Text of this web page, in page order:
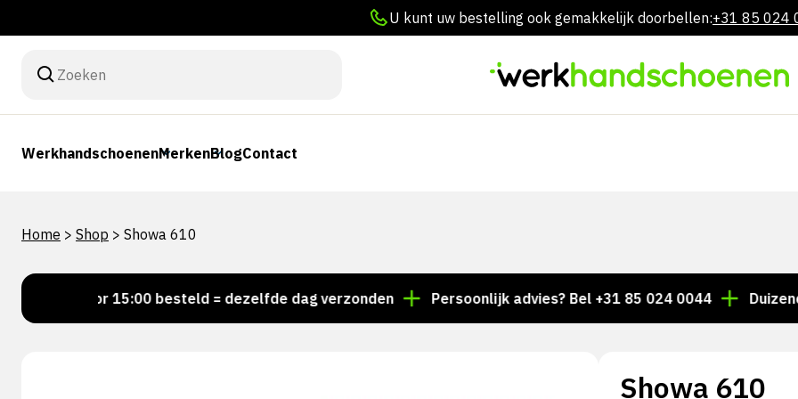
U kunt uw bestelling ook gemakkelijk doorbellen:+31 85 024
WerkhandschoenenMerkenBlogContact
Home > Shop > Showa 610
Voor 15:00 besteld = dezelfde dag verzonden Persoonlijk advies? Bel +31 85 024 0044 Duizenden
Showa 610